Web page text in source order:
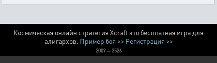
Космическая онлайн стратегия Xcraft это бесплатная игра для
алигархов. Пример боя >> Регистрация >>
2009 — 2526